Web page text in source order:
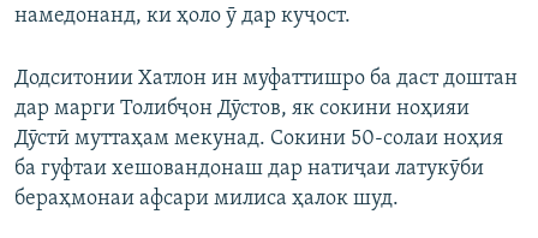
намедонанд, ки ҳоло ӯ дар куҷост.
Додситонии Хатлон ин муфаттишро ба даст доштан
дар марги Толибҷон Дӯстов, як сокини ноҳияи
Дӯстӣ муттаҳам мекунад. Сокини 50-солаи ноҳия
ба гуфтаи хешовандонаш дар натиҷаи латукӯби
бераҳмонаи афсари милиса ҳалок шуд.